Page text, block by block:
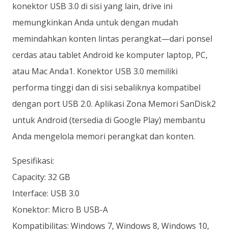
konektor USB 3.0 di sisi yang lain, drive ini
memungkinkan Anda untuk dengan mudah
memindahkan konten lintas perangkat—dari ponsel
cerdas atau tablet Android ke komputer laptop, PC,
atau Mac Anda1. Konektor USB 3.0 memiliki
performa tinggi dan di sisi sebaliknya kompatibel
dengan port USB 2.0. Aplikasi Zona Memori SanDisk2
untuk Android (tersedia di Google Play) membantu
Anda mengelola memori perangkat dan konten.
Spesifikasi:
Capacity: 32 GB
Interface: USB 3.0
Konektor: Micro B USB-A
Kompatibilitas: Windows 7, Windows 8, Windows 10,